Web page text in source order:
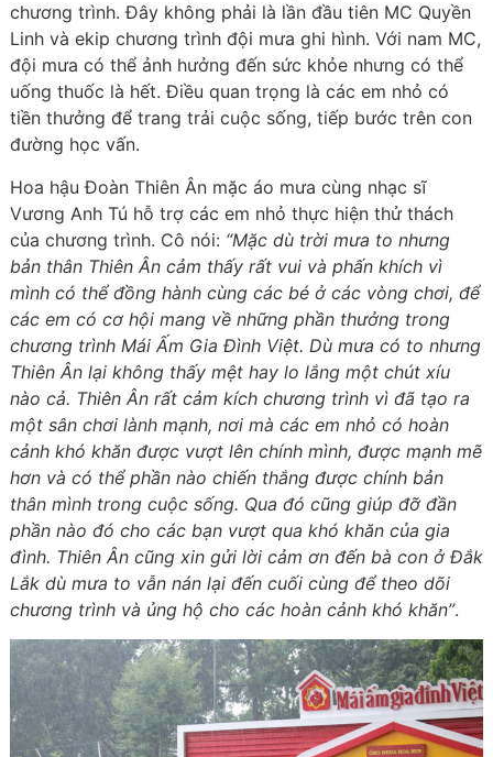
chương trình. Đây không phải là lần đầu tiên MC Quyền
Linh và ekip chương trình đội mưa ghi hình. Với nam MC,
đội mưa có thể ảnh hưởng đến sức khỏe nhưng có thể
uống thuốc là hết. Điều quan trọng là các em nhỏ có
tiền thưởng để trang trải cuộc sống, tiếp bước trên con
đường học vấn.
Hoa hậu Đoàn Thiên Ân mặc áo mưa cùng nhạc sĩ
Vương Anh Tú hỗ trợ các em nhỏ thực hiện thử thách
của chương trình. Cô nói: “Mặc dù trời mưa to nhưng
bản thân Thiên Ân cảm thấy rất vui và phấn khích vì
mình có thể đồng hành cùng các bé ở các vòng chơi, để
các em có cơ hội mang về những phần thưởng trong
chương trình Mái Ấm Gia Đình Việt. Dù mưa có to nhưng
Thiên Ân lại không thấy mệt hay lo lắng một chút xíu
nào cả. Thiên Ân rất cảm kích chương trình vì đã tạo ra
một sân chơi lành mạnh, nơi mà các em nhỏ có hoàn
cảnh khó khăn được vượt lên chính mình, được mạnh mẽ
hơn và có thể phần nào chiến thắng được chính bản
thân mình trong cuộc sống. Qua đó cũng giúp đỡ đần
phần nào đó cho các bạn vượt qua khó khăn của gia
đình. Thiên Ân cũng xin gửi lời cảm ơn đến bà con ở Đắk
Lắk dù mưa to vẫn nán lại đến cuối cùng để theo dõi
chương trình và ủng hộ cho các hoàn cảnh khó khăn”.